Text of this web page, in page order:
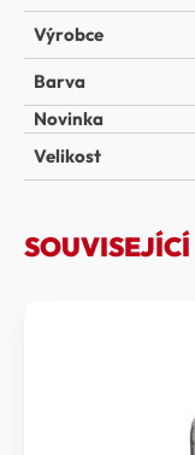
Výrobce
Barva
Novinka
Velikost
SOUVISEJÍCÍ